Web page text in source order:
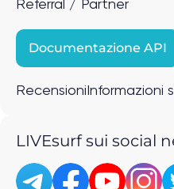
Referral / Partner
Documentazione API
Recensioni Informazioni
LIVEsurf sui social